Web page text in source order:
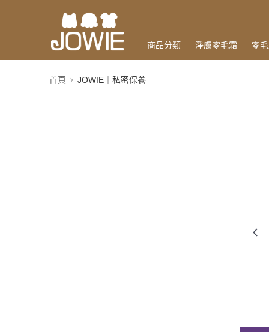
商品分類 淨膚零毛霜 零
首頁 JOWIE｜私密保養